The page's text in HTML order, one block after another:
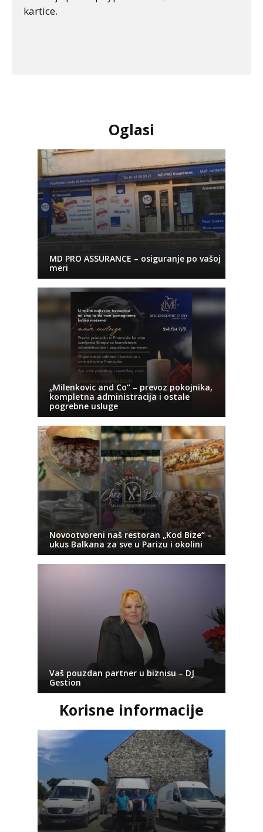
kartice.
Oglasi
MD PRO ASSURANCE – osiguranje po vašoj
meri
„Milenkovic and Co“ – prevoz pokojnika,
kompletna administracija i ostale
pogrebne usluge
Novootvoreni naš restoran „Kod Bize“ –
ukus Balkana za sve u Parizu i okolini
Vaš pouzdan partner u biznisu – DJ
Gestion
Korisne informacije